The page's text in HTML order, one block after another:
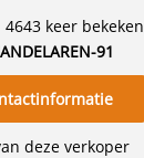
keer bekeken
91
deze verkoper